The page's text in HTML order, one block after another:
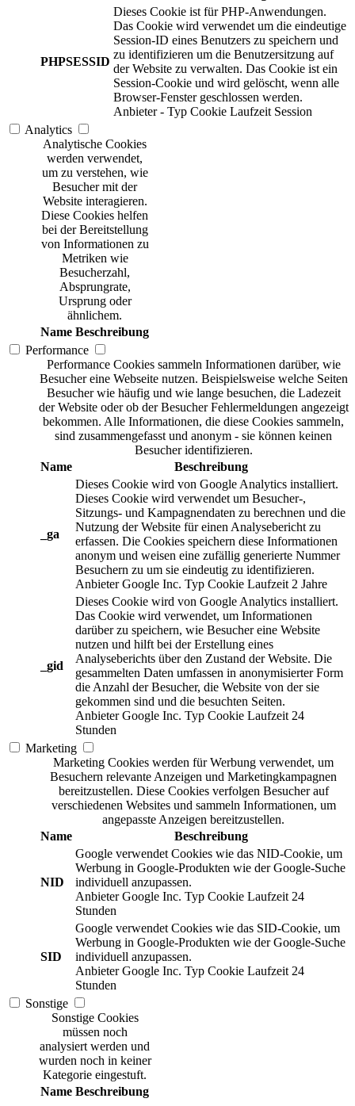
PHPSESSID
Dieses Cookie ist für PHP-Anwendungen.
Das Cookie wird verwendet um die eindeutige
Session-ID eines Benutzers zu speichern und
zu identifizieren um die Benutzersitzung auf
der Website zu verwalten. Das Cookie ist ein
Session-Cookie und wird gelöscht, wenn alle
Browser-Fenster geschlossen werden.
Anbieter - Typ Cookie Laufzeit Session
Analytics
Analytische Cookies
werden verwendet,
um zu verstehen, wie
Besucher mit der
Website interagieren.
Diese Cookies helfen
bei der Bereitstellung
von Informationen zu
Metriken wie
Besucherzahl,
Absprungrate,
Ursprung oder
ähnlichem.
Name Beschreibung
Performance
Performance Cookies sammeln Informationen darüber, wie
Besucher eine Webseite nutzen. Beispielsweise welche Seiten
Besucher wie häufig und wie lange besuchen, die Ladezeit
der Website oder ob der Besucher Fehlermeldungen angezeigt
bekommen. Alle Informationen, die diese Cookies sammeln,
sind zusammengefasst und anonym - sie können keinen
Besucher identifizieren.
Name
Beschreibung
_ga
Dieses Cookie wird von Google Analytics installiert.
Dieses Cookie wird verwendet um Besucher-,
Sitzungs- und Kampagnendaten zu berechnen und die
Nutzung der Website für einen Analysebericht zu
erfassen. Die Cookies speichern diese Informationen
anonym und weisen eine zufällig generierte Nummer
Besuchern zu um sie eindeutig zu identifizieren.
Anbieter Google Inc. Typ Cookie Laufzeit 2 Jahre
_gid
Dieses Cookie wird von Google Analytics installiert.
Das Cookie wird verwendet, um Informationen
darüber zu speichern, wie Besucher eine Website
nutzen und hilft bei der Erstellung eines
Analyseberichts über den Zustand der Website. Die
gesammelten Daten umfassen in anonymisierter Form
die Anzahl der Besucher, die Website von der sie
gekommen sind und die besuchten Seiten.
Anbieter Google Inc. Typ Cookie Laufzeit 24
Stunden
Marketing
Marketing Cookies werden für Werbung verwendet, um
Besuchern relevante Anzeigen und Marketingkampagnen
bereitzustellen. Diese Cookies verfolgen Besucher auf
verschiedenen Websites und sammeln Informationen, um
angepasste Anzeigen bereitzustellen.
Name
Beschreibung
NID
Google verwendet Cookies wie das NID-Cookie, um
Werbung in Google-Produkten wie der Google-Suche
individuell anzupassen.
Anbieter Google Inc. Typ Cookie Laufzeit 24
Stunden
SID
Google verwendet Cookies wie das SID-Cookie, um
Werbung in Google-Produkten wie der Google-Suche
individuell anzupassen.
Anbieter Google Inc. Typ Cookie Laufzeit 24
Stunden
Sonstige
Sonstige Cookies
müssen noch
analysiert werden und
wurden noch in keiner
Kategorie eingestuft.
Name Beschreibung